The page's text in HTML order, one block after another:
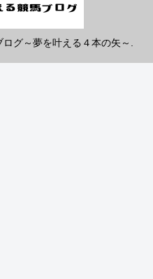
グ～夢を叶える４本の矢～.